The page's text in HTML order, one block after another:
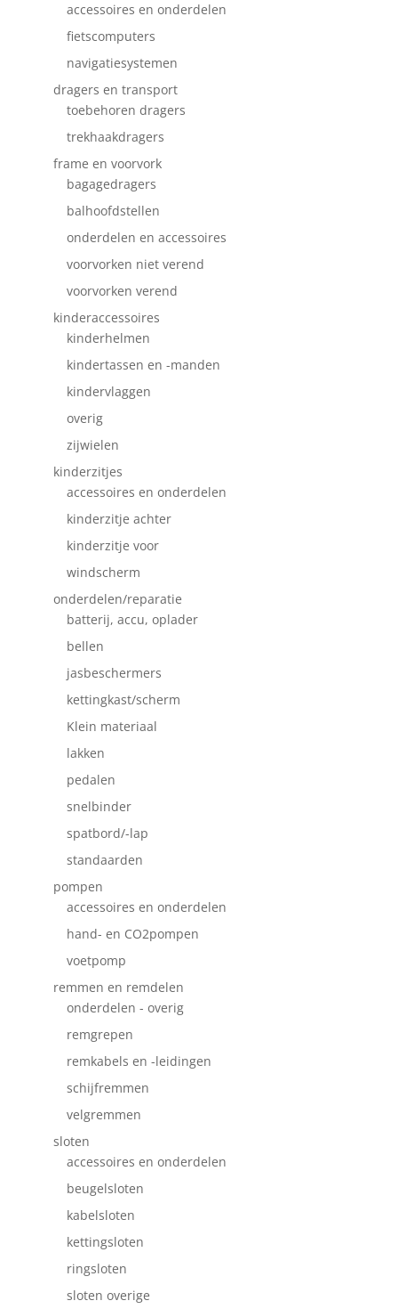
accessoires en onderdelen
fietscomputers
navigatiesystemen
dragers en transport
toebehoren dragers
trekhaakdragers
frame en voorvork
bagagedragers
balhoofdstellen
onderdelen en accessoires
voorvorken niet verend
voorvorken verend
kinderaccessoires
kinderhelmen
kindertassen en -manden
kindervlaggen
overig
zijwielen
kinderzitjes
accessoires en onderdelen
kinderzitje achter
kinderzitje voor
windscherm
onderdelen/reparatie
batterij, accu, oplader
bellen
jasbeschermers
kettingkast/scherm
Klein materiaal
lakken
pedalen
snelbinder
spatbord/-lap
standaarden
pompen
accessoires en onderdelen
hand- en CO2pompen
voetpomp
remmen en remdelen
onderdelen - overig
remgrepen
remkabels en -leidingen
schijfremmen
velgremmen
sloten
accessoires en onderdelen
beugelsloten
kabelsloten
kettingsloten
ringsloten
sloten overige